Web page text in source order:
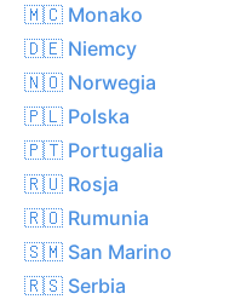
🇲🇨 Monako
🇩🇪 Niemcy
🇳🇴 Norwegia
🇵🇱 Polska
🇵🇹 Portugalia
🇷🇺 Rosja
🇷🇴 Rumunia
🇸🇲 San Marino
🇷🇸 Serbia